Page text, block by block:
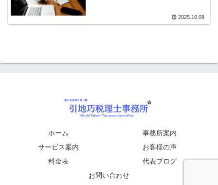
2025.10.09
ホーム
事務所案内
サービス案内
お客様の声
料金表
代表ブログ
お問い合わせ